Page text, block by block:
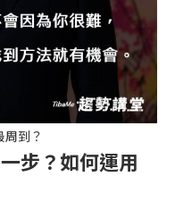
周到？
步？如何運用